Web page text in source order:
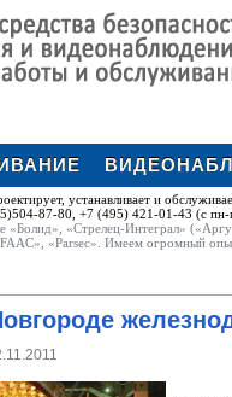
устанавливает и
87-80, +7 (495) 421-01-43 (с
«Болид», «Стрелец-Интеграл»
«Parsec». Имеем огромный